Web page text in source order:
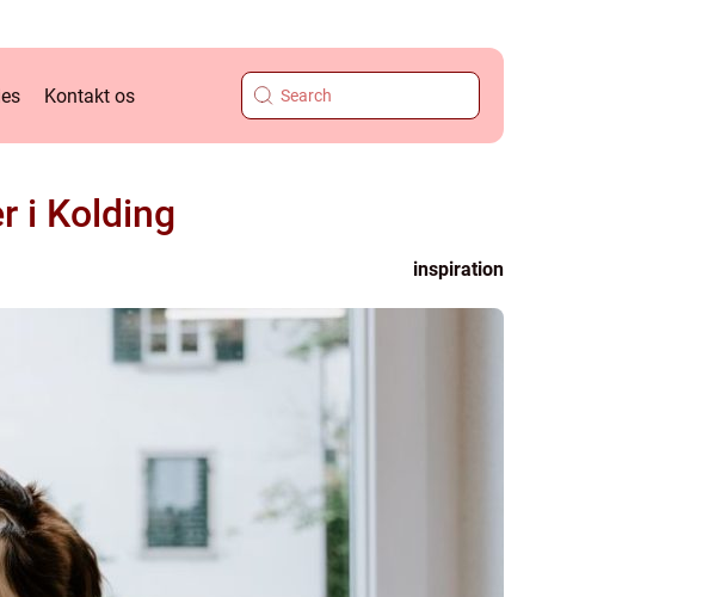
Kontakt os
i Kolding
inspiration